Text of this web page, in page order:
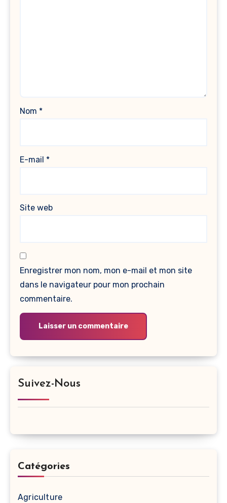
Nom *
E-mail *
Site web
Enregistrer mon nom, mon e-mail et mon site
dans le navigateur pour mon prochain
commentaire.
Suivez-Nous
Catégories
Agriculture